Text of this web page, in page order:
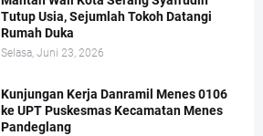
Tutup Usia, Sejumlah Tokoh Datangi
Rumah Duka
Selasa, Juni 23, 2026
Kunjungan Kerja Danramil Menes 0106
ke UPT Puskesmas Kecamatan Menes
Pandeglang